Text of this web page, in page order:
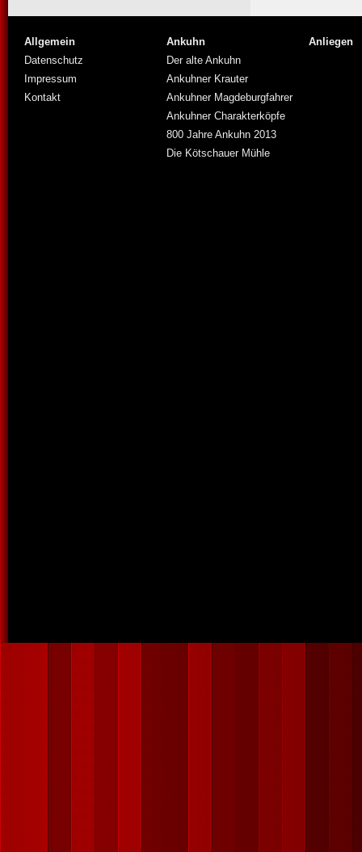
Allgemein
Datenschutz
Impressum
Kontakt
Ankuhn
Der alte Ankuhn
Ankuhner Krauter
Ankuhner Magdeburgfahrer
Ankuhner Charakterköpfe
800 Jahre Ankuhn 2013
Die Kötschauer Mühle
Anliegen